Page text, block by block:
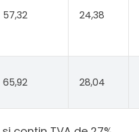
57,32 24,38
65,92 28,04